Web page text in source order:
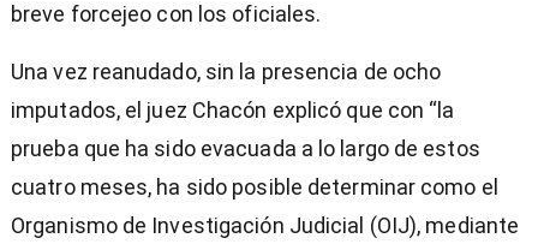
breve forcejeo con los oficiales.
Una vez reanudado, sin la presencia de ocho
imputados, el juez Chacón explicó que con “la
prueba que ha sido evacuada a lo largo de estos
cuatro meses, ha sido posible determinar como el
Organismo de Investigación Judicial (OIJ), mediante